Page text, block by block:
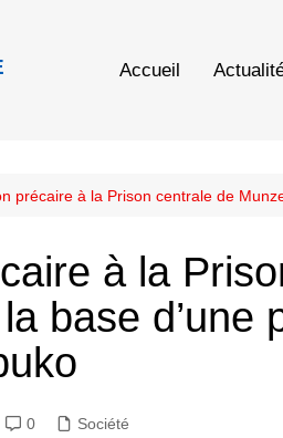
Accueil
précaire à la Prison centrale de
à la
base d’une
0 Société